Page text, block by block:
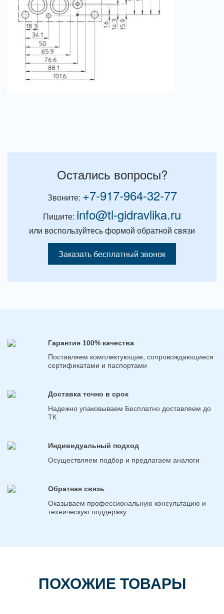
Остались вопросы?
Звоните: +7-917-964-32-77
Пишите: info@tl-gidravlika.ru
или воспользуйтесь формой обратной связи
Заказать бесплатный звонок
Гарантия 100% качества
Поставляем комплектующие, сопровождающиеся
сертификатами и паспортами
Доставка точно в срок
Надежно упаковываем Бесплатно доставляем до
ТК
Индивидуальный подход
Осуществляем подбор и предлагаем аналоги
Обратная связь
Оказываем профессиональную консультацию и
техническую поддержку
ПОХОЖИЕ ТОВАРЫ